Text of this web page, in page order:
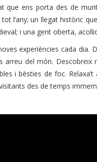
que ens porta des de
l’any; un llegat històric
i una gent oberta,
experiències cada
del món. Descobreix
i bèsties de foc.
des de temps